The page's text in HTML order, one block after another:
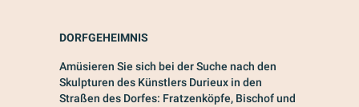
DORFGEHEIMNIS
Amüsieren Sie sich bei der Suche nach den
Skulpturen des Künstlers Durieux in den
Straßen des Dorfes: Fratzenköpfe, Bischof und